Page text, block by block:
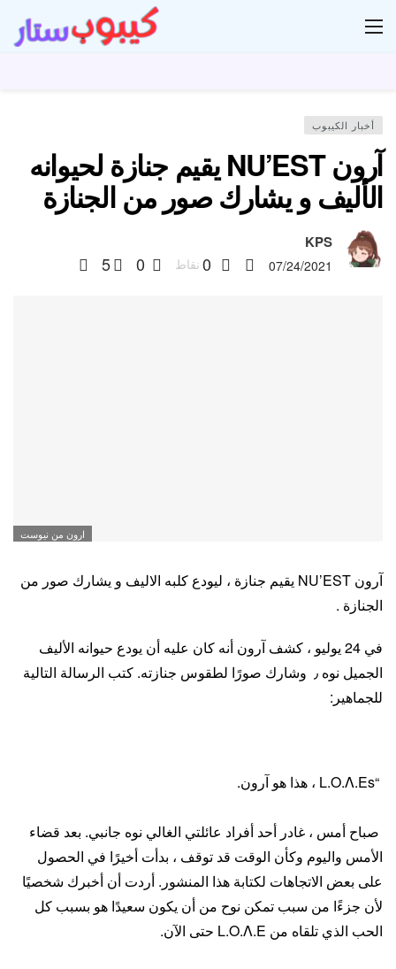
أخبار الكيبوب
آرون NU’EST يقيم جنازة لحيوانه
الأليف و يشارك صور من الجنازة
KPS
07/24/2021
0 نقاط 0
5
ارون من نيوست
آرون NU’EST يقيم جنازة ، ليودع كلبه الاليف و يشارك صور من
الجنازة .
في 24 يوليو ، كشف آرون أنه كان عليه أن يودع حيوانه الأليف
الجميل نوه ٫ وشارك صورًا لطقوس جنازته. كتب الرسالة التالية
للجماهير:
“L.O.Λ.Es ، هذا هو آرون.
صباح أمس ، غادر أحد أفراد عائلتي الغالي نوه جانبي. بعد قضاء
الأمس واليوم وكأن الوقت قد توقف ، بدأت أخيرًا في الحصول
على بعض الاتجاهات لكتابة هذا المنشور. أردت أن أخبرك شخصيًا
لأن جزءًا من سبب تمكن نوح من أن يكون سعيدًا هو بسبب كل
الحب الذي تلقاه من L.O.Λ.E حتى الآن.